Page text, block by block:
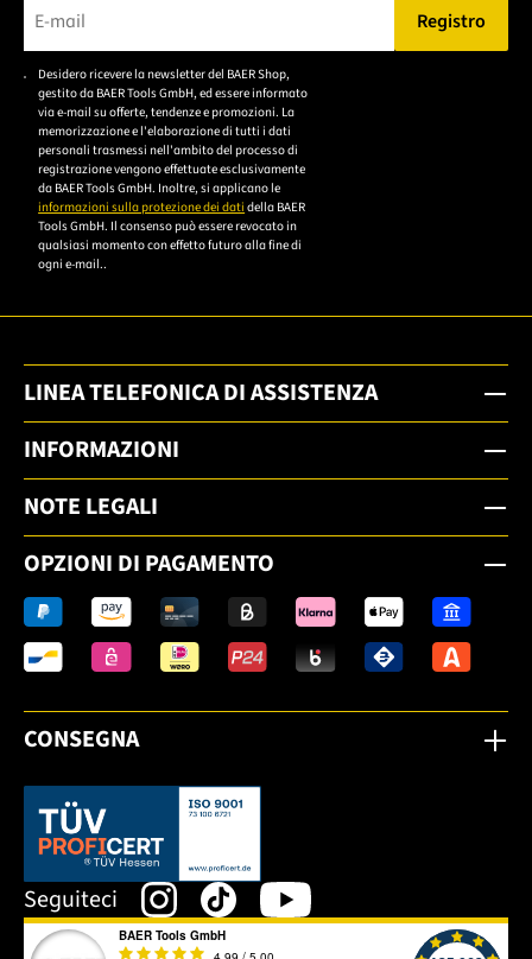
Bitte geben Sie eine gültige E-Mail-Adresse ein.
Registro
Desidero ricevere la newsletter del BAER Shop,
gestito da BAER Tools GmbH, ed essere informato
via e-mail su offerte, tendenze e promozioni. La
memorizzazione e l'elaborazione di tutti i dati
personali trasmessi nell'ambito del processo di
registrazione vengono effettuate esclusivamente
da BAER Tools GmbH. Inoltre, si applicano le
informazioni sulla protezione dei dati della BAER
Tools GmbH. Il consenso può essere revocato in
qualsiasi momento con effetto futuro alla fine di
ogni e-mail..
LINEA TELEFONICA DI ASSISTENZA
INFORMAZIONI
NOTE LEGALI
OPZIONI DI PAGAMENTO
CONSEGNA
Dieser Link öffnet sich in einem neuen Tab.
Seguiteci